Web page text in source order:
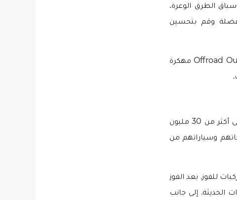
الطرق الوعرة،
وقم بتحسين
تسابق باستمرار مع شاحناتك وسياراتك للفوز بكل مهمة. قم بـ تنزيل لعبة Offroad Outlaws مهكرة
بفضل Battle Creek Games لتطوير هذه اللعبة الرائعة. حصلت هذه اللعبة على أكثر من 30 مليون
وسياراتهم من
للفوز. بعد الفوز
الحديثة. إلى جانب